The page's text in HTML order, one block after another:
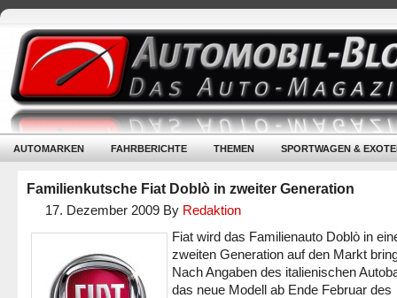
AUTOMARKEN FAHRBERICHTE THEMEN SPORTWAGEN &
Familienkutsche Fiat Doblò in zweiter Generation
17. Dezember 2009 By Redaktion
Fiat wird das Familienauto Doblò in
zweiten Generation auf den Markt
Nach Angaben des italienischen
das neue Modell ab Ende Februar des